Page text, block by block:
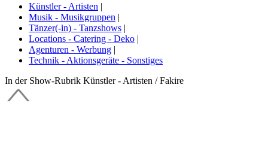
Künstler - Artisten |
Musik - Musikgruppen |
Tänzer(-in) - Tanzshows |
Locations - Catering - Deko |
Agenturen - Werbung |
Technik - Aktionsgeräte - Sonstiges
In der Show-Rubrik Künstler - Artisten / Fakire